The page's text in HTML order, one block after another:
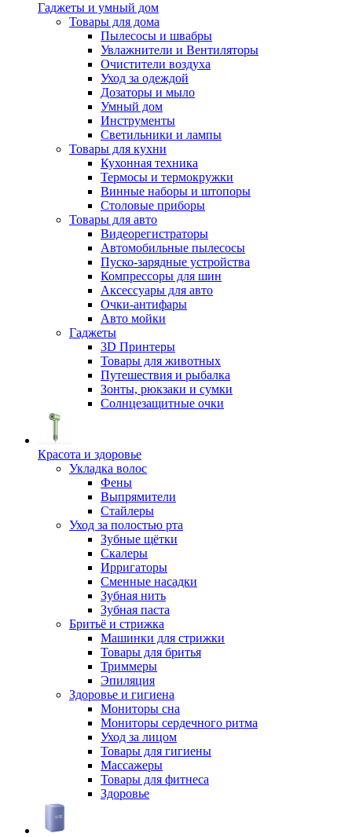
Гаджеты и умный дом
Товары для дома
Пылесосы и швабры
Увлажнители и Вентиляторы
Очистители воздуха
Уход за одеждой
Дозаторы и мыло
Умный дом
Инструменты
Светильники и лампы
Товары для кухни
Кухонная техника
Термосы и термокружки
Винные наборы и штопоры
Столовые приборы
Товары для авто
Видеорегистраторы
Автомобильные пылесосы
Пуско-зарядные устройства
Компрессоры для шин
Аксессуары для авто
Очки-антифары
Авто мойки
Гаджеты
3D Принтеры
Товары для животных
Путешествия и рыбалка
Зонты, рюкзаки и сумки
Солнцезащитные очки
Красота и здоровье
Укладка волос
Фены
Выпрямители
Стайлеры
Уход за полостью рта
Зубные щётки
Скалеры
Ирригаторы
Сменные насадки
Зубная нить
Зубная паста
Бритьё и стрижка
Машинки для стрижки
Товары для бритья
Триммеры
Эпиляция
Здоровье и гигиена
Мониторы сна
Мониторы сердечного ритма
Уход за лицом
Товары для гигиены
Массажеры
Товары для фитнеса
Здоровье